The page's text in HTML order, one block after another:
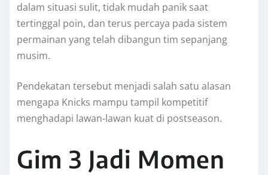
dalam situasi sulit, tidak mudah panik saat
tertinggal poin, dan terus percaya pada sistem
permainan yang telah dibangun tim sepanjang
musim.
Pendekatan tersebut menjadi salah satu alasan
mengapa Knicks mampu tampil kompetitif
menghadapi lawan-lawan kuat di postseason.
Gim 3 Jadi Momen